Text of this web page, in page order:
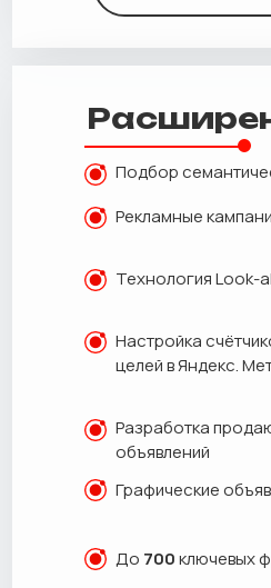
Подбор
Рекламные
Технология Look-
Настройка
целей в Яндекс.
Разработка
объявлений
Графические
До 700ключевых